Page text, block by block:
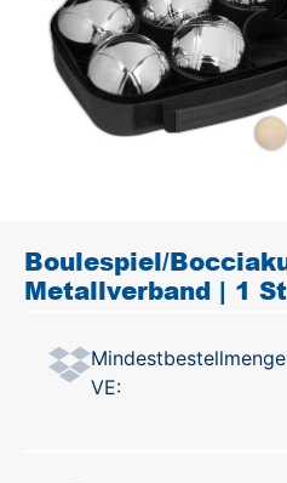
Boulespiel/
Metallverband | 1
VE: